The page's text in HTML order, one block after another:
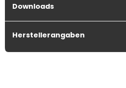
Downloads
Herstellerangaben